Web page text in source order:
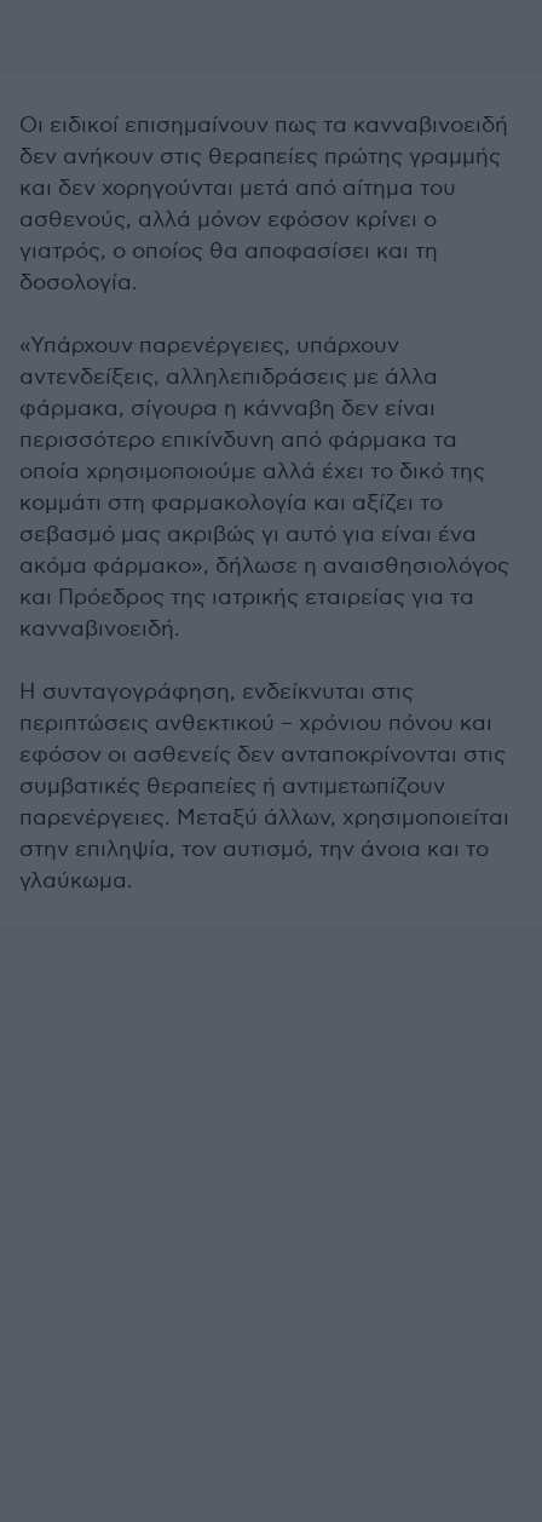
Οι ειδικοί επισημαίνουν πως τα κανναβινοειδή
δεν ανήκουν στις θεραπείες πρώτης γραμμής
και δεν χορηγούνται μετά από αίτημα του
ασθενούς, αλλά μόνον εφόσον κρίνει ο
γιατρός, ο οποίος θα αποφασίσει και τη
δοσολογία.
«Υπάρχουν παρενέργειες, υπάρχουν
αντενδείξεις, αλληλεπιδράσεις με άλλα
φάρμακα, σίγουρα η κάνναβη δεν είναι
περισσότερο επικίνδυνη από φάρμακα τα
οποία χρησιμοποιούμε αλλά έχει το δικό της
κομμάτι στη φαρμακολογία και αξίζει το
σεβασμό μας ακριβώς γι αυτό για είναι ένα
ακόμα φάρμακο», δήλωσε η αναισθησιολόγος
και Πρόεδρος της ιατρικής εταιρείας για τα
κανναβινοειδή.
Η συνταγογράφηση, ενδείκνυται στις
περιπτώσεις ανθεκτικού – χρόνιου πόνου και
εφόσον οι ασθενείς δεν ανταποκρίνονται στις
συμβατικές θεραπείες ή αντιμετωπίζουν
παρενέργειες. Μεταξύ άλλων, χρησιμοποιείται
στην επιληψία, τον αυτισμό, την άνοια και το
γλαύκωμα.